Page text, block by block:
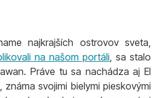
najkrajších ostrovov sveta,
na našom portáli , sa stalo
Práve tu sa nachádza aj El
svojimi bielymi pieskovými